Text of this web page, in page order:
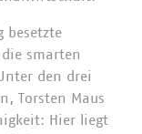
besetzte
smarten
den drei
Torsten Maus
Hier liegt